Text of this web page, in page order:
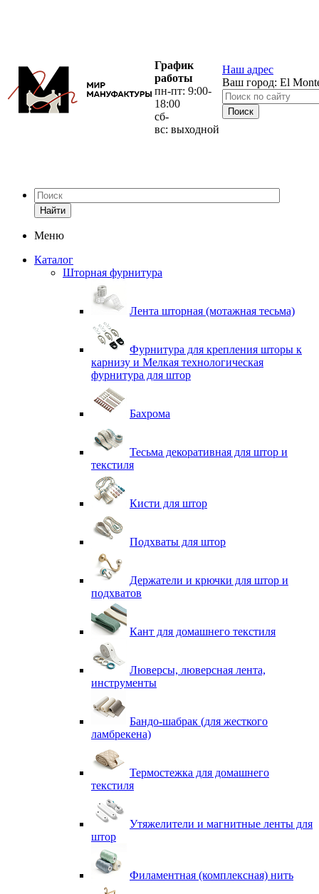
График
работы
пн-пт: 9:00-
18:00
сб-
вс: выходной
Наш адрес
Ваш город: El
Найти
Меню
Каталог
Шторная фурнитура
Лента шторная (мотажная тесьма)
Фурнитура для крепления шторы к
карнизу и Мелкая технологическая
фурнитура для штор
Бахрома
Тесьма декоративная для штор и
текстиля
Кисти для штор
Подхваты для штор
Держатели и крючки для штор и
подхватов
Кант для домашнего текстиля
Люверсы, люверсная лента,
инструменты
Бандо-шабрак (для жесткого
ламбрекена)
Термостежка для домашнего
текстиля
Утяжелители и магнитные ленты для
штор
Филаментная (комплексная) нить